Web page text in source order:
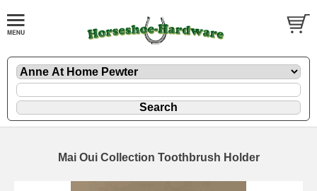
Mai Oui Collection Toothbrush Holder